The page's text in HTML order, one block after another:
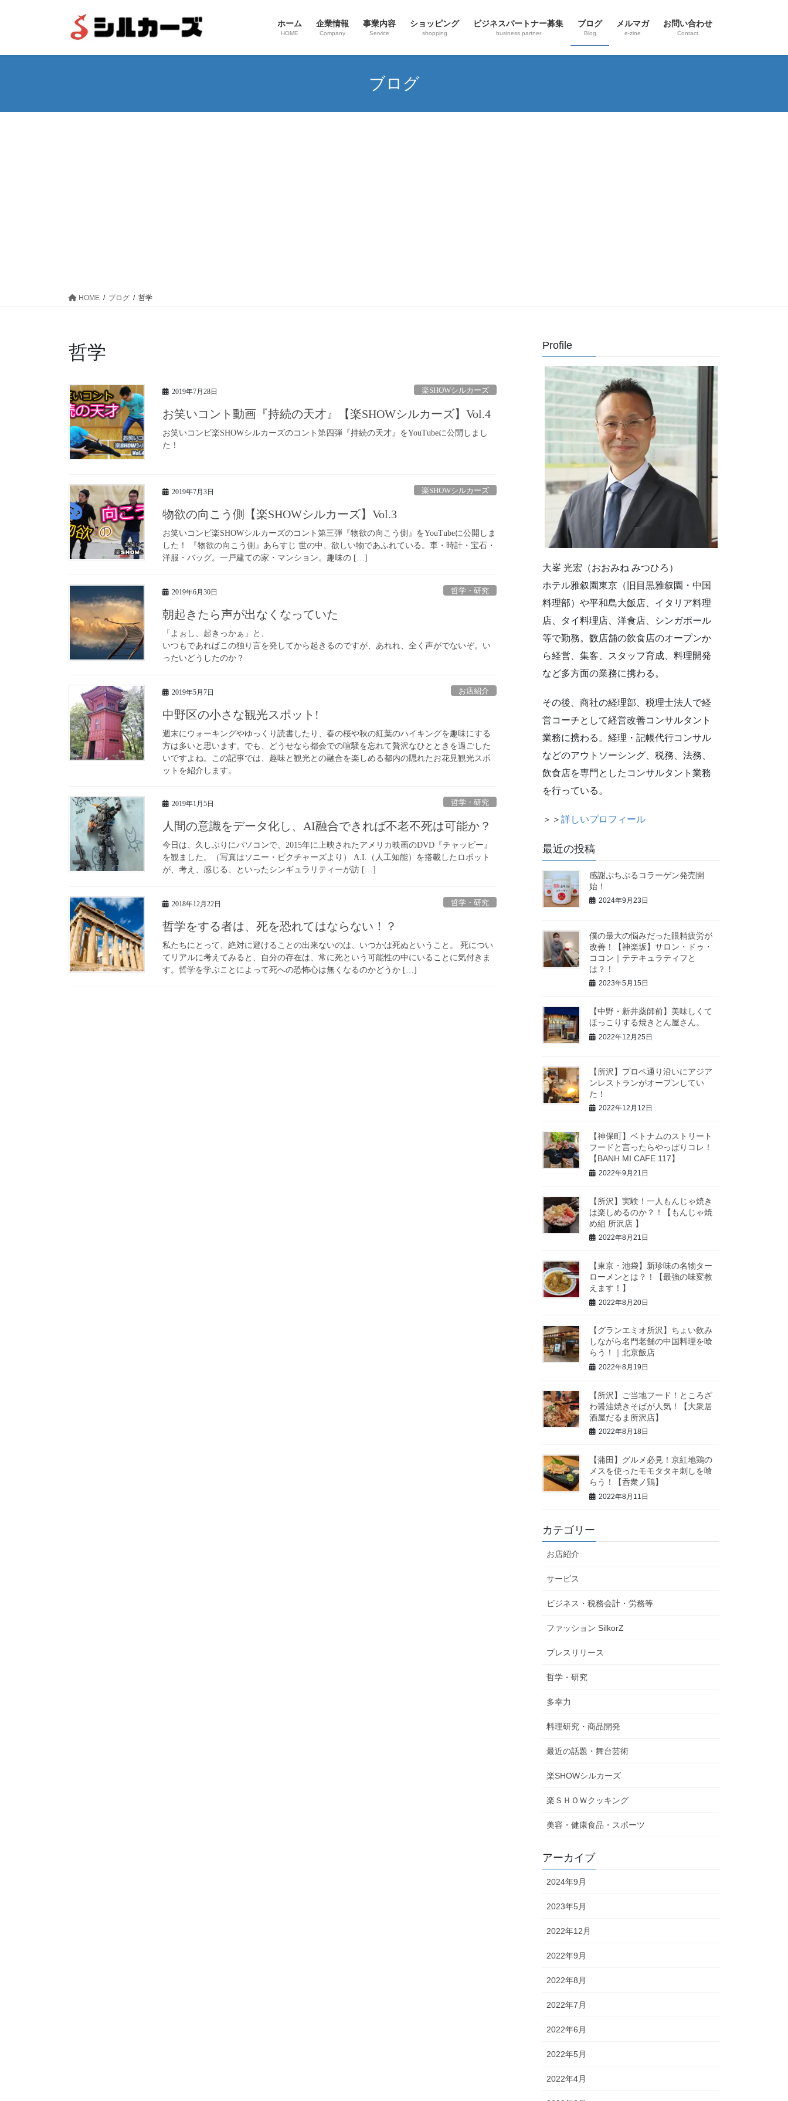
ホーム
HOME
企業情報
Company
事業内容
Service
ショッピング
shopping
ビジネスパートナー募集
business partner
ブログ
Blog
メルマガ
e-zine
お問い合わせ
Contact
ブログ
HOME ブログ 哲学
哲学
2019年7月28日 楽SHOWシルカーズ
お笑いコント動画『持続の天才』【楽SHOWシルカーズ】Vol.4
お笑いコンビ楽SHOWシルカーズのコント第四弾『持続の天才』をYouTubeに公開しまし
た！
2019年7月3日 楽SHOWシルカーズ
物欲の向こう側【楽SHOWシルカーズ】Vol.3
お笑いコンビ楽SHOWシルカーズのコント第三弾『物欲の向こう側』をYouTubeに公開しま
した！ 『物欲の向こう側』あらすじ 世の中、欲しい物であふれている。車・時計・宝石・
洋服・バッグ。一戸建ての家・マンション。趣味の […]
2019年6月30日 哲学・研究
朝起きたら声が出なくなっていた
「よぉし、起きっかぁ」と、
いつもであればこの独り言を発してから起きるのですが、あれれ、全く声がでないぞ。い
ったいどうしたのか？
2019年5月7日 お店紹介
中野区の小さな観光スポット!
週末にウォーキングやゆっくり読書したり、春の桜や秋の紅葉のハイキングを趣味にする
方は多いと思います。でも、どうせなら都会での喧騒を忘れて贅沢なひとときを過ごした
いですよね。この記事では、趣味と観光との融合を楽しめる都内の隠れたお花見観光スポ
ットを紹介します。
2019年1月5日 哲学・研究
人間の意識をデータ化し、AI融合できれば不老不死は可能か？
今日は、久しぶりにパソコンで、2015年に上映されたアメリカ映画のDVD『チャッピー』
を観ました。（写真はソニー・ピクチャーズより） A.I.（人工知能）を搭載したロボット
が、考え、感じる、といったシンギュラリティーが訪 […]
2018年12月22日 哲学・研究
哲学をする者は、死を恐れてはならない！？
私たちにとって、絶対に避けることの出来ないのは、いつかは死ぬということ。 死につい
てリアルに考えてみると、自分の存在は、常に死という可能性の中にいることに気付きま
す。哲学を学ぶことによって死への恐怖心は無くなるのかどうか […]
Profile
大峯 光宏（おおみね みつひろ）
ホテル雅叙園東京（旧目黒雅叙園・中国
料理部）や平和島大飯店、イタリア料理
店、タイ料理店、洋食店、シンガポール
等で勤務。数店舗の飲食店のオープンか
ら経営、集客、スタッフ育成、料理開発
など多方面の業務に携わる。
その後、商社の経理部、税理士法人で経
営コーチとして経営改善コンサルタント
業務に携わる。経理・記帳代行コンサル
などのアウトソーシング、税務、法務、
飲食店を専門としたコンサルタント業務
を行っている。
＞＞詳しいプロフィール
最近の投稿
感謝ぷちぷるコラーゲン発売開
始！
2024年9月23日
僕の最大の悩みだった眼精疲労が
改善！【神楽坂】サロン・ドゥ・
ココン｜テテキュラティフと
は？！
2023年5月15日
【中野・新井薬師前】美味しくて
ほっこりする焼きとん屋さん。
2022年12月25日
【所沢】プロペ通り沿いにアジア
ンレストランがオープンしてい
た！
2022年12月12日
【神保町】ベトナムのストリート
フードと言ったらやっぱりコレ！
【BANH MI CAFE 117】
2022年9月21日
【所沢】実験！一人もんじゃ焼き
は楽しめるのか？！【もんじゃ焼
め組 所沢店 】
2022年8月21日
【東京・池袋】新珍味の名物ター
ローメンとは？！【最強の味変教
えます！】
2022年8月20日
【グランエミオ所沢】ちょい飲み
しながら名門老舗の中国料理を喰
らう！｜北京飯店
2022年8月19日
【所沢】ご当地フード！ところざ
わ醤油焼きそばが人気！【大衆居
酒屋だるま所沢店】
2022年8月18日
【蒲田】グルメ必見！京紅地鶏の
メスを使ったモモタタキ刺しを喰
らう！【呑衆ノ鶏】
2022年8月11日
カテゴリー
お店紹介
サービス
ビジネス・税務会計・労務等
ファッション SilkorZ
プレスリリース
哲学・研究
多幸力
料理研究・商品開発
最近の話題・舞台芸術
楽SHOWシルカーズ
楽ＳＨＯＷクッキング
美容・健康食品・スポーツ
アーカイブ
2024年9月
2023年5月
2022年12月
2022年9月
2022年8月
2022年7月
2022年6月
2022年5月
2022年4月